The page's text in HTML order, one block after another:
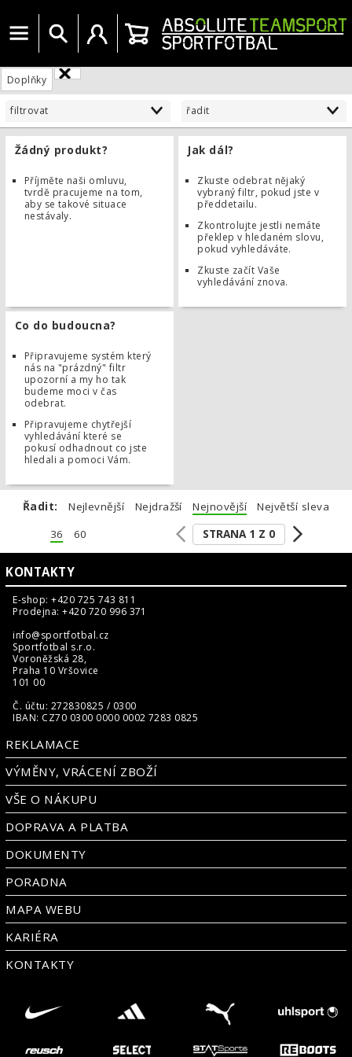
Menu Vyhledat Uživatelský účet
Košík
Doplňky
filtrovat řadit
Žádný produkt?
Příjměte naši omluvu,
tvrdě pracujeme na tom,
aby se takové situace
nestávaly.
Jak dál?
Zkuste odebrat nějaký
vybraný filtr, pokud jste v
předdetailu.
Zkontrolujte jestli nemáte
překlep v hledaném slovu,
pokud vyhledáváte.
Zkuste začít Vaše
vyhledávání znova.
Co do budoucna?
Připravujeme systém který
nás na "prázdný" filtr
upozorní a my ho tak
budeme moci v čas
odebrat.
Připravujeme chytřejší
vyhledávání které se
pokusí odhadnout co jste
hledali a pomoci Vám.
Řadit: Nejlevnější Nejdražší Nejnovější
Největší sleva
36
60 STRANA 1 Z 0
KONTAKTY
E-shop: +420 725 743 811
Prodejna: +420 720 996 371
info@sportfotbal.cz
Sportfotbal s.r.o.
Voroněžská 28,
Praha 10 Vršovice
101 00
Č. účtu: 272830825 / 0300
IBAN: CZ70 0300 0000 0002 7283 0825
REKLAMACE
VÝMĚNY, VRÁCENÍ ZBOŽÍ
VŠE O NÁKUPU
DOPRAVA A PLATBA
DOKUMENTY
PORADNA
MAPA WEBU
KARIÉRA
KONTAKTY